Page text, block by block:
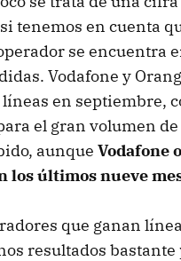
tenemos en cuenta
se encuentra
Vodafone y
en septiembre,
el gran volumen
aunque Vodafone
los últimos nueve
que ganan
resultados